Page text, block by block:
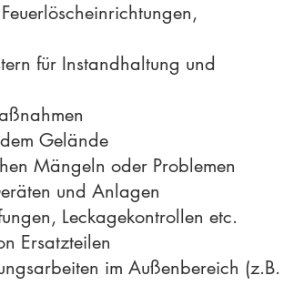
für Instandhaltung und
Gelände
Mängeln oder Problemen
und Anlagen
Leckagekontrollen etc.
Ersatzteilen
im Außenbereich (z.B.